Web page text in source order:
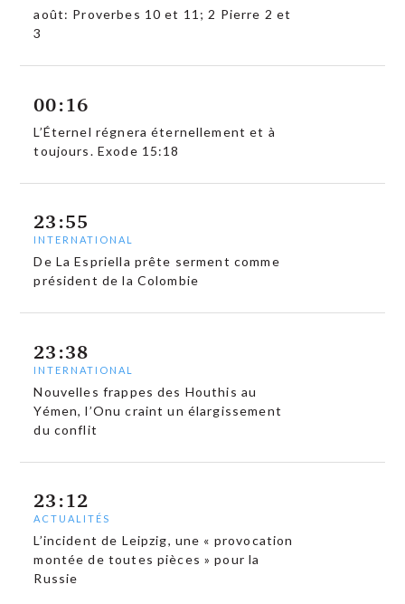
août: Proverbes 10 et 11; 2 Pierre 2 et
3
00:16
L’Éternel régnera éternellement et à
toujours. Exode 15:18
23:55
INTERNATIONAL
De La Espriella prête serment comme
président de la Colombie
23:38
INTERNATIONAL
Nouvelles frappes des Houthis au
Yémen, l’Onu craint un élargissement
du conflit
23:12
ACTUALITÉS
L’incident de Leipzig, une « provocation
montée de toutes pièces » pour la
Russie